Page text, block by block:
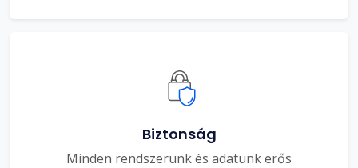
Biztonság
Minden rendszerünk és adatunk erős